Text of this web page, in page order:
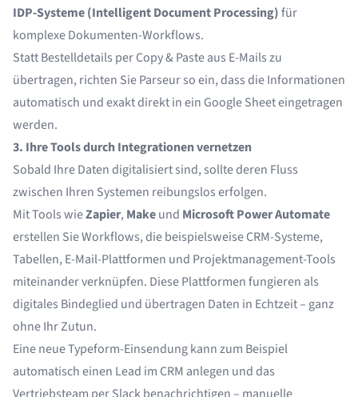
IDP-Systeme (Intelligent Document Processing)für
komplexe Dokumenten-Workflows.
Statt Bestelldetails per Copy & Paste aus E-Mails zu
übertragen, richten Sie Parseur so ein, dass die Informationen
automatisch und exakt direkt in ein Google Sheet eingetragen
werden.
3. Ihre Tools durch Integrationen vernetzen
Sobald Ihre Daten digitalisiert sind, sollte deren Fluss
zwischen Ihren Systemen reibungslos erfolgen.
Mit Tools wieZapier, Makeund Microsoft Power Automate
erstellen Sie Workflows, die beispielsweise CRM-Systeme,
Tabellen, E-Mail-Plattformen und Projektmanagement-Tools
miteinander verknüpfen. Diese Plattformen fungieren als
digitales Bindeglied und übertragen Daten in Echtzeit – ganz
ohne Ihr Zutun.
Eine neue Typeform-Einsendung kann zum Beispiel
automatisch einen Lead im CRM anlegen und das